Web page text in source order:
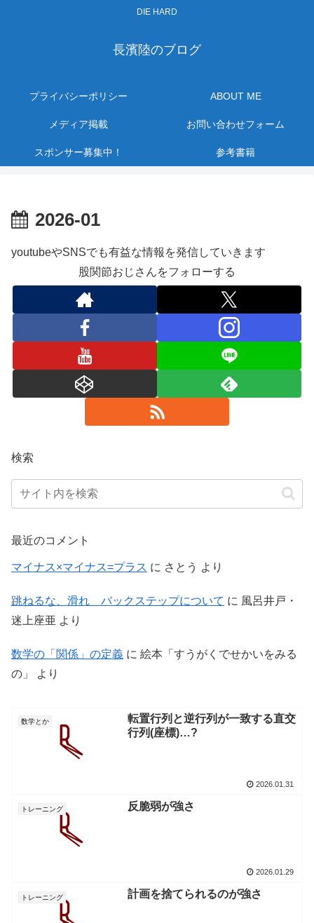
DIE HARD
長濱陸のブログ
プライバシーポリシー ABOUT ME
メディア掲載 お問い合わせフォーム
スポンサー募集中！ 参考書籍
2026-01
youtubeやSNSでも有益な情報を発信していきます
股関節おじさんをフォローする
検索
最近のコメント
マイナス×マイナス=プラス に さとう より
跳ねるな、滑れ バックステップについて に 風呂井戸・
迷上座亜 より
数学の「関係」の定義 に 絵本「すうがくでせかいをみる
の」
より
数学とか
転置行列と逆行列が一致する直交
行列(座標)…?
2026.01.31
トレーニング 反脆弱が強さ
2026.01.29
トレーニング 計画を捨てられるのが強さ